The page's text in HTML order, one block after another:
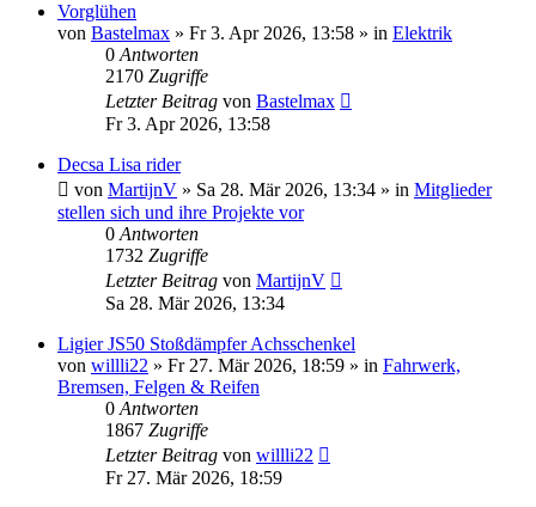
Vorglühen
von Bastelmax » Fr 3. Apr 2026, 13:58 » in Elektrik
0Antworten
2170 Zugriffe
Letzter Beitrag von Bastelmax
Fr 3. Apr 2026, 13:58
Decsa Lisa rider
von MartijnV » Sa 28. Mär 2026, 13:34 » in Mitglieder
stellen sich und ihre Projekte vor
0Antworten
1732 Zugriffe
Letzter Beitrag von MartijnV
Sa 28. Mär 2026, 13:34
Ligier JS50 Stoßdämpfer Achsschenkel
von willli22 » Fr 27. Mär 2026, 18:59 » in Fahrwerk,
Bremsen, Felgen & Reifen
0Antworten
1867 Zugriffe
Letzter Beitrag von willli22
Fr 27. Mär 2026, 18:59